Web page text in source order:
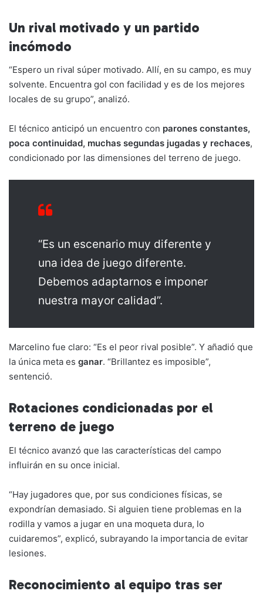
Un rival motivado y un partido
incómodo
“Espero un rival súper motivado. Allí, en su campo, es muy
solvente. Encuentra gol con facilidad y es de los mejores
locales de su grupo”, analizó.
El técnico anticipó un encuentro con parones constantes,
poca continuidad, muchas segundas jugadas y rechaces,
condicionado por las dimensiones del terreno de juego.
“Es un escenario muy diferente y
una idea de juego diferente.
Debemos adaptarnos e imponer
nuestra mayor calidad”.
Marcelino fue claro: “Es el peor rival posible”. Y añadió que
la única meta es ganar. “Brillantez es imposible”,
sentenció.
Rotaciones condicionadas por el
terreno de juego
El técnico avanzó que las características del campo
influirán en su once inicial.
“Hay jugadores que, por sus condiciones físicas, se
expondrían demasiado. Si alguien tiene problemas en la
rodilla y vamos a jugar en una moqueta dura, lo
cuidaremos”, explicó, subrayando la importancia de evitar
lesiones.
Reconocimiento al equipo tras ser